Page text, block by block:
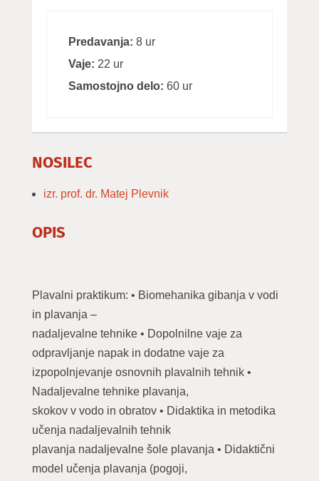
Predavanja: 8 ur
Vaje: 22 ur
Samostojno delo: 60 ur
NOSILEC
izr. prof. dr. Matej Plevnik
OPIS
Plavalni praktikum: • Biomehanika gibanja v vodi
in plavanja –
nadaljevalne tehnike • Dopolnilne vaje za
odpravljanje napak in dodatne vaje za
izpopolnjevanje osnovnih plavalnih tehnik •
Nadaljevalne tehnike plavanja,
skokov v vodo in obratov • Didaktika in metodika
učenja nadaljevalnih tehnik
plavanja nadaljevalne šole plavanja • Didaktični
model učenja plavanja (pogoji,